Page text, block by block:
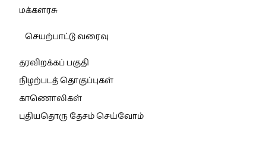
மக்களரசு
செயற்பாட்டு வரைவு
தரவிறக்கப் பகுதி
நிழற்படத் தொகுப்புகள்
காணொலிகள்
புதியதொரு தேசம் செய்வோம்